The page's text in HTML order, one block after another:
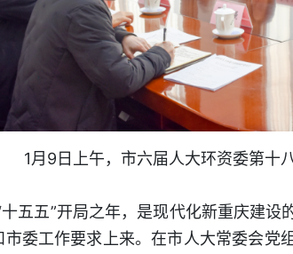
1月9日上午，市六届人大环资委第十
五五”开局之年，是现代化新重庆建
委工作要求上来。在市人大常委会党